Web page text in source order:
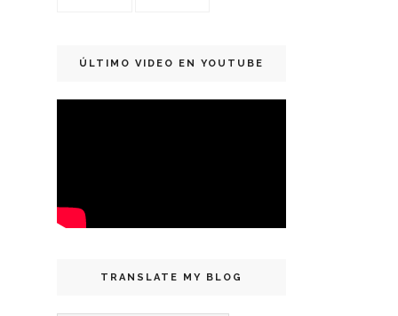
ÚLTIMO VIDEO EN YOUTUBE
TRANSLATE MY BLOG